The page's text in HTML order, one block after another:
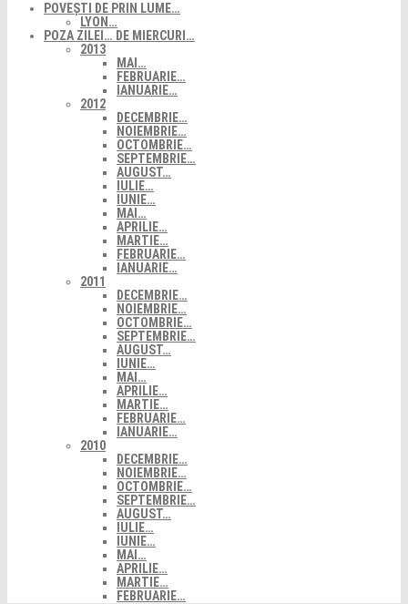
POVEȘTI DE PRIN LUME…
LYON…
POZA ZILEI… DE MIERCURI…
2013
MAI…
FEBRUARIE…
IANUARIE…
2012
DECEMBRIE…
NOIEMBRIE…
OCTOMBRIE…
SEPTEMBRIE…
AUGUST…
IULIE…
IUNIE…
MAI…
APRILIE…
MARTIE…
FEBRUARIE…
IANUARIE…
2011
DECEMBRIE…
NOIEMBRIE…
OCTOMBRIE…
SEPTEMBRIE…
AUGUST…
IUNIE…
MAI…
APRILIE…
MARTIE…
FEBRUARIE…
IANUARIE…
2010
DECEMBRIE…
NOIEMBRIE…
OCTOMBRIE…
SEPTEMBRIE…
AUGUST…
IULIE…
IUNIE…
MAI…
APRILIE…
MARTIE…
FEBRUARIE…